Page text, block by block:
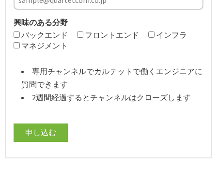
興味のある分野
バックエンド
フロントエンド
インフラ
マネジメント
専用チャンネルでカルテットで働くエンジニアに
質問できます
2週間経過するとチャンネルはクローズします
申し込む